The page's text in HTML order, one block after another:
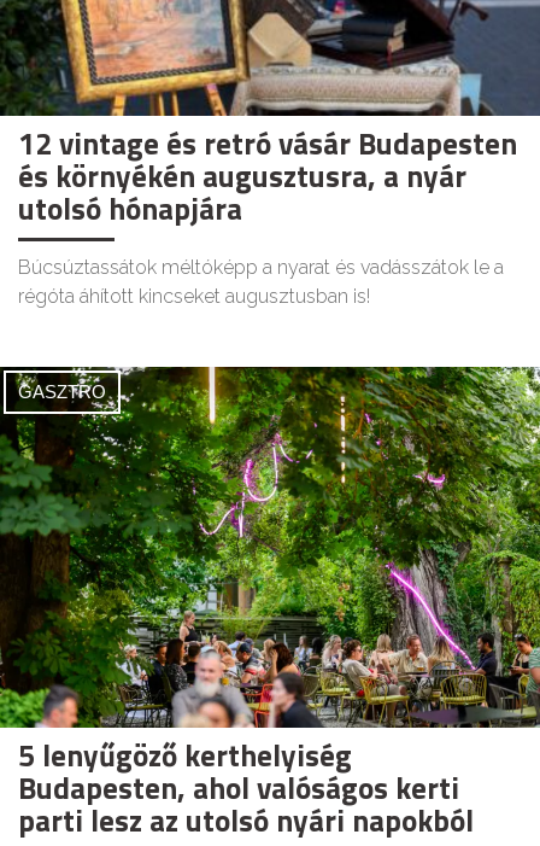
12 vintage és retró vásár Budapesten
és környékén augusztusra, a nyár
utolsó hónapjára
Búcsúztassátok méltóképp a nyarat és vadásszátok le a
régóta áhított kincseket augusztusban is!
GASZTRO
5 lenyűgöző kerthelyiség
Budapesten, ahol valóságos kerti
parti lesz az utolsó nyári napokból